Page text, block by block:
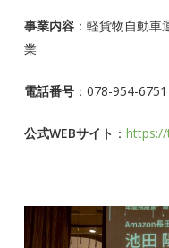
事業内容：軽貨物自動車
業
電話番号：078-954-6751
公式WEBサイト ：